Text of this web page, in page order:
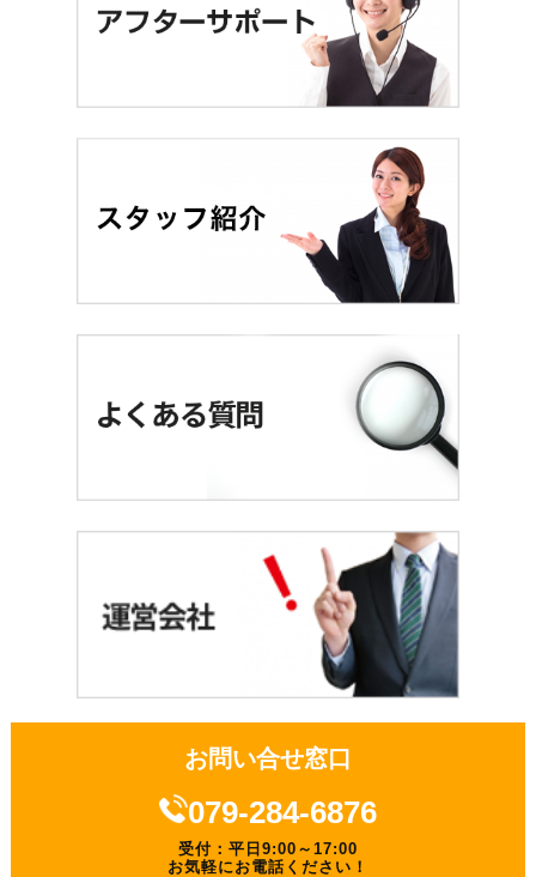
お問い合せ窓口
079-284-6876
受付：平日9:00～17:00
お気軽にお電話ください！